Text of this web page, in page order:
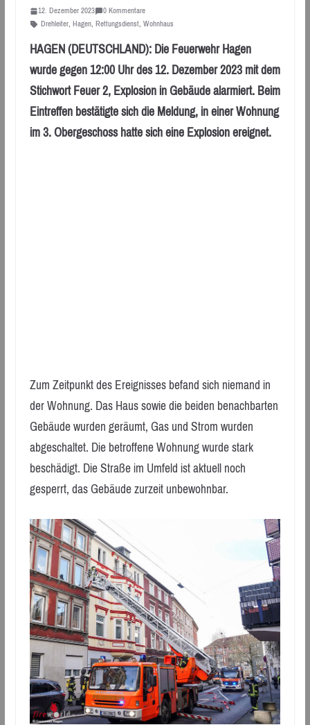
12. Dezember 2023
0 Kommentare
Drehleiter, Hagen, Rettungsdienst, Wohnhaus
HAGEN (DEUTSCHLAND): Die Feuerwehr Hagen
wurde gegen 12:00 Uhr des 12. Dezember 2023 mit dem
Stichwort Feuer 2, Explosion in Gebäude alarmiert. Beim
Eintreffen bestätigte sich die Meldung, in einer Wohnung
im 3. Obergeschoss hatte sich eine Explosion ereignet.
Zum Zeitpunkt des Ereignisses befand sich niemand in
der Wohnung. Das Haus sowie die beiden benachbarten
Gebäude wurden geräumt, Gas und Strom wurden
abgeschaltet. Die betroffene Wohnung wurde stark
beschädigt. Die Straße im Umfeld ist aktuell noch
gesperrt, das Gebäude zurzeit unbewohnbar.